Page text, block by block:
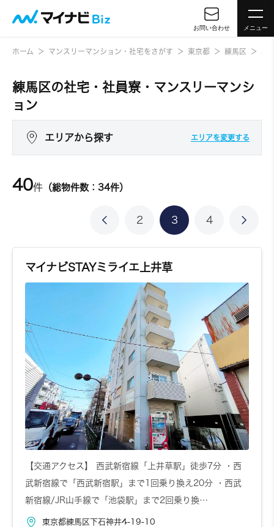
お問い合わせ メニュー
ホーム マンスリーマンション・社宅をさがす 東京都 練馬区 3
練馬区の社宅・社員寮・マンスリーマンシ
ョン
エリアから探す エリアを変更する
40件 （総物件数：34件）
2 3 4
マイナビSTAYミライエ上井草
【交通アクセス】 西武新宿線「上井草駅」徒歩7分 ・西
武新宿線で「西武新宿駅」まで1回乗り換え20分 ・西武
新宿線/JR山手線で「池袋駅」まで2回乗り換…
東京都練馬区下石神井4-19-10